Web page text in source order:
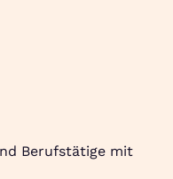
Berufstätige mit